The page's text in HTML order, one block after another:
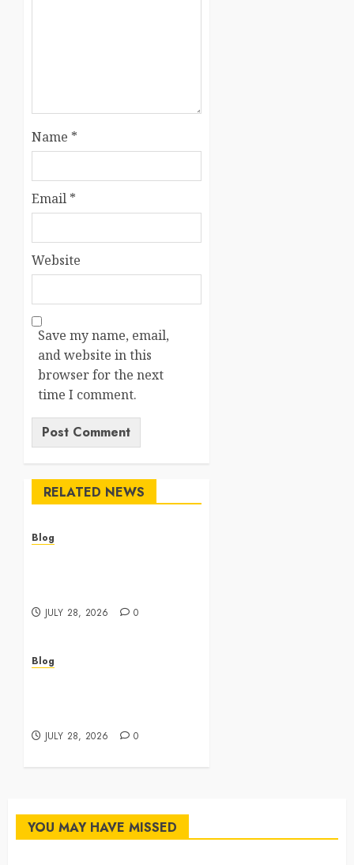
Name *
Email *
Website
Save my name, email,
and website in this
browser for the next
time I comment.
RELATED NEWS
Blog
JULY 28, 2026 0
Blog
JULY 28, 2026 0
YOU MAY HAVE MISSED